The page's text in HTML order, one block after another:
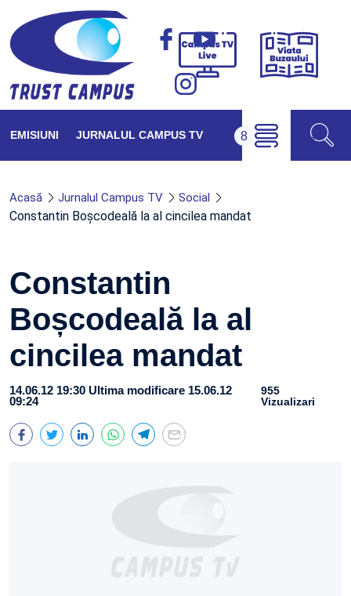
Campus
Viața
EMISIUNI JURNALUL CAMPUS TV
Acasă Jurnalul Campus TV Social
Constantin Boșcodeală la al cincilea mandat
Constantin
Boșcodeală la al
cincilea mandat
14.06.12 19:30 Ultima modificare 15.06.12
09:24
955
Vizualizari